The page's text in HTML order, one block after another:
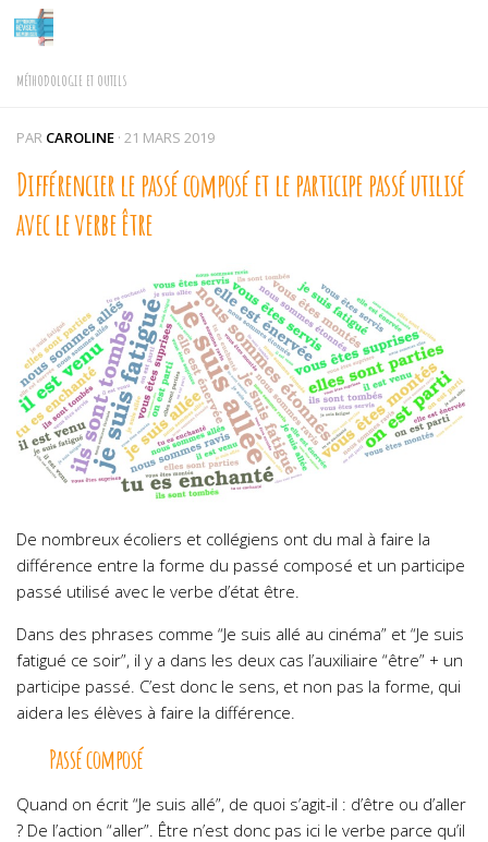
Skip to content
MÉTHODOLOGIE ET OUTILS
PAR CAROLINE · 21 MARS 2019
Différencier le passé composé et le participe passé utilisé
avec le verbe être
De nombreux écoliers et collégiens ont du mal à faire la
différence entre la forme du passé composé et un participe
passé utilisé avec le verbe d’état être.
Dans des phrases comme “Je suis allé au cinéma” et “Je suis
fatigué ce soir”, il y a dans les deux cas l’auxiliaire “être” + un
participe passé. C’est donc le sens, et non pas la forme, qui
aidera les élèves à faire la différence.
Passé composé
Quand on écrit “Je suis allé”, de quoi s’agit-il : d’être ou d’aller
? De l’action “aller”. Être n’est donc pas ici le verbe parce qu’il